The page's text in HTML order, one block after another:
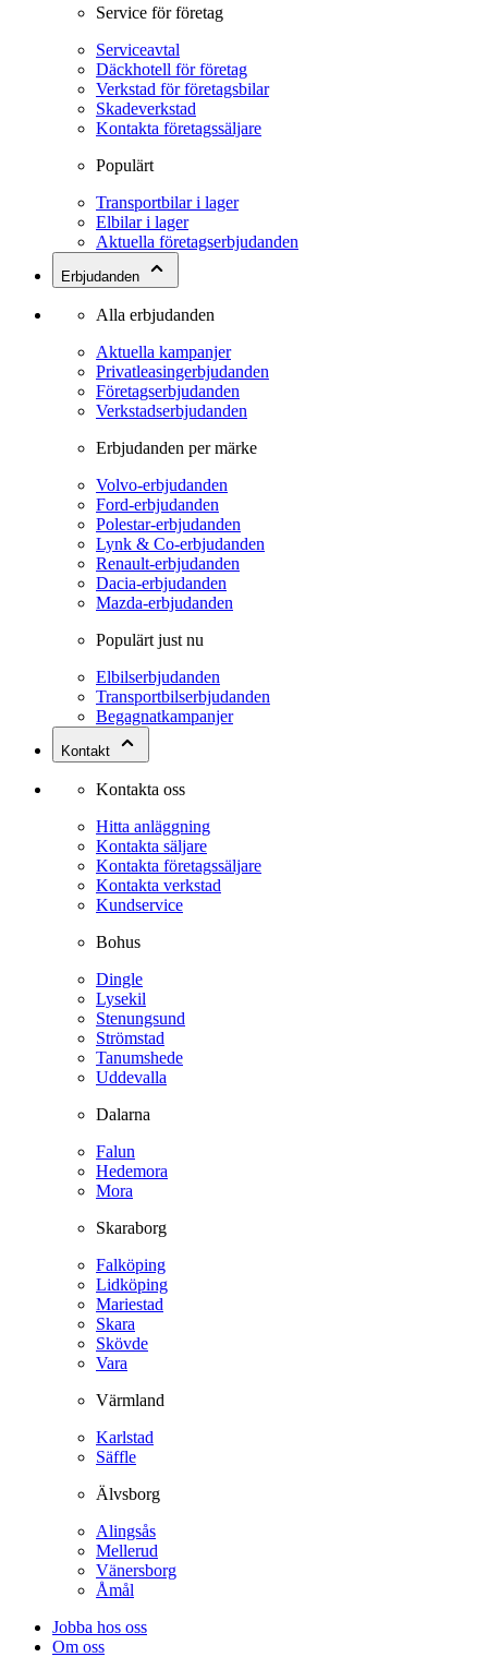
Service för företag
Serviceavtal
Däckhotell för företag
Verkstad för företagsbilar
Skadeverkstad
Kontakta företagssäljare
Populärt
Transportbilar i lager
Elbilar i lager
Aktuella företagserbjudanden
Erbjudanden
Alla erbjudanden
Aktuella kampanjer
Privatleasingerbjudanden
Företagserbjudanden
Verkstadserbjudanden
Erbjudanden per märke
Volvo-erbjudanden
Ford-erbjudanden
Polestar-erbjudanden
Lynk & Co-erbjudanden
Renault-erbjudanden
Dacia-erbjudanden
Mazda-erbjudanden
Populärt just nu
Elbilserbjudanden
Transportbilserbjudanden
Begagnatkampanjer
Kontakt
Kontakta oss
Hitta anläggning
Kontakta säljare
Kontakta företagssäljare
Kontakta verkstad
Kundservice
Bohus
Dingle
Lysekil
Stenungsund
Strömstad
Tanumshede
Uddevalla
Dalarna
Falun
Hedemora
Mora
Skaraborg
Falköping
Lidköping
Mariestad
Skara
Skövde
Vara
Värmland
Karlstad
Säffle
Älvsborg
Alingsås
Mellerud
Vänersborg
Åmål
Jobba hos oss
Om oss